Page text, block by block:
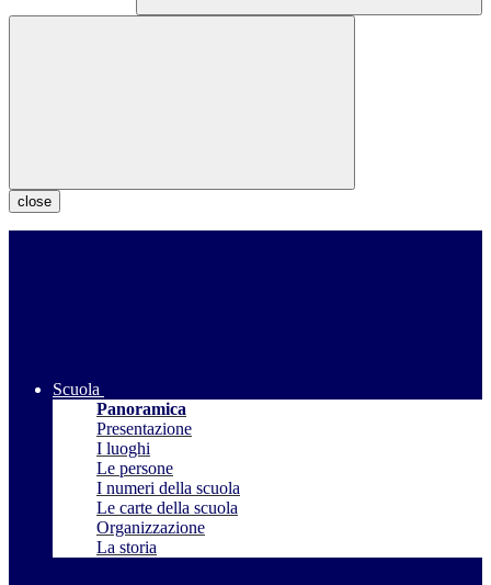
close
Scuola
Panoramica
Presentazione
I luoghi
Le persone
I numeri della scuola
Le carte della scuola
Organizzazione
La storia